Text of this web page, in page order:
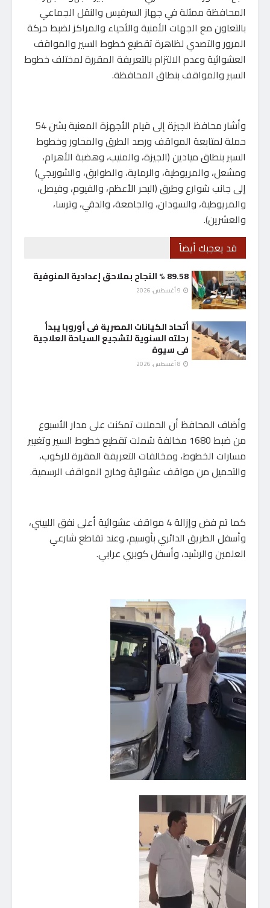
المحافظة ممثلة في جهاز السرفيس والنقل الجماعي
بالتعاون مع الجهات الأمنية والأحياء والمراكز لضبط حركة
المرور والتصدي لظاهرة تقطيع خطوط السير والمواقف
العشوائية وعدم الالتزام بالتعريفة المقررة لمختلف خطوط
السير والمواقف بنطاق المحافظة.
وأشار محافظ الجيزة إلى قيام الأجهزة المعنية بشن 54
حملة لمتابعة المواقف ورصد الطرق والمحاور وخطوط
السير بنطاق ميادين (الجيزة، والمنيب، وهضبة الأهرام،
ومشعل، والمريوطية، والرماية، والطوابق، والشوربجي)
إلى جانب شوارع وطرق (البحر الأعظم، والفيوم، وفيصل،
والمريوطية، والسودان، والجامعة، والدقي، وترسا،
والعشرين).
قد يعجبك أيضاً
89.58 % النجاح بملاحق إعدادية المنوفية
أتحاد الكيانات المصرية فى أوروبا يبدأ
رحلته السنوية لتشجيع السياحة العلاجية
فى سيوة
وأضاف المحافظ أن الحملات تمكنت على مدار الأسبوع
من ضبط 1680 مخالفة شملت تقطيع خطوط السير وتغيير
مسارات الخطوط، ومخالفات التعريفة المقررة للركوب،
والتحميل من مواقف عشوائية وخارج المواقف الرسمية.
كما تم فض وإزالة 4 مواقف عشوائية أعلى نفق اللبيني،
وأسفل الطريق الدائري بأوسيم، وعند تقاطع شارعي
العلمين والرشيد، وأسفل كوبري عرابي.